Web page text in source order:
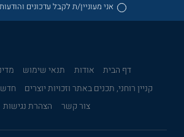
אני מעוניין/ת לקבל עדכונים
דף הבית אודות תנאי שימוש
קניין רוחני, תכנים באתר וזכויות יוצרים
צור קשר
הצהרת נגישות